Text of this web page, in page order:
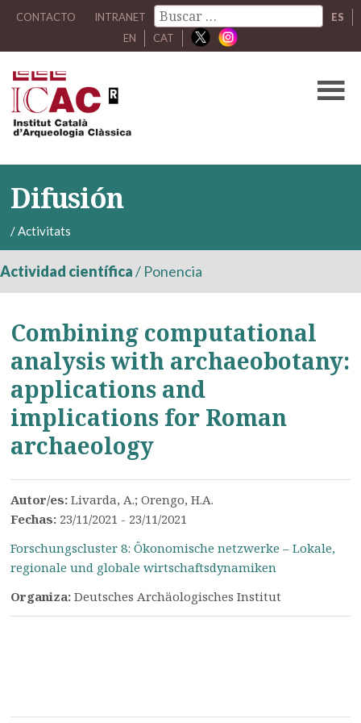
CONTACTO INTRANET
ES
EN
CAT
Difusión
/Activitats
Actividad científica/ Ponencia
Combining computational
analysis with archaeobotany:
applications and
implications for Roman
archaeology
Autor/es:Livarda, A.; Orengo, H.A.
Fechas: 23/11/2021 - 23/11/2021
Forschungscluster 8: Ökonomische netzwerke – Lokale,
regionale und globale wirtschaftsdynamiken
Organiza:Deutsches Archäologisches Institut